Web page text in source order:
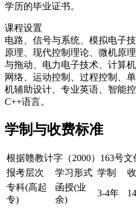
学历的毕业证书。
课程设置
电路、信号与系统、模拟电子
原理、现代控制理论、微机原
与拖动、电力电子技术、计算
网络、运动控制、过程控制、
机辅助设计、专业英语、智能
C++语言。
学制与收费标准
根据赣教计字（2000）163号文
报考层次
学习形式 学制
专科(高起
专)
函授(业
余)
3-4年